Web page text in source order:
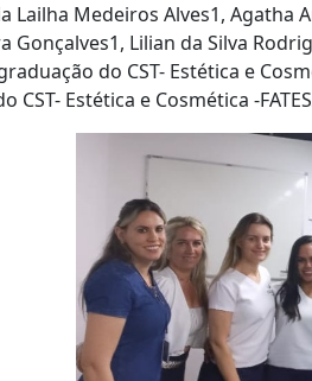
Lailha Medeiros Alves1, Agatha
Gonçalves1, Lilian da Silva
do CST- Estética e
Estética e Cosmética -